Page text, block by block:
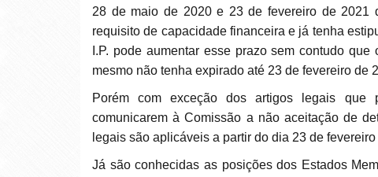
28 de maio de 2020 e 23 de fevereiro de 2021
requisito de capacidade financeira e já tenha
I.P. pode aumentar esse prazo sem contudo
mesmo não tenha expirado até 23 de fevereiro de
Porém com exceção dos artigos legais que preveem a possibilidade dos Estados Membros
comunicarem à Comissão a não aceitação de
legais são aplicáveis a partir do dia 23 de
Já são conhecidas as posições dos Estados Membros quanto à não aceitação das derrogações dos